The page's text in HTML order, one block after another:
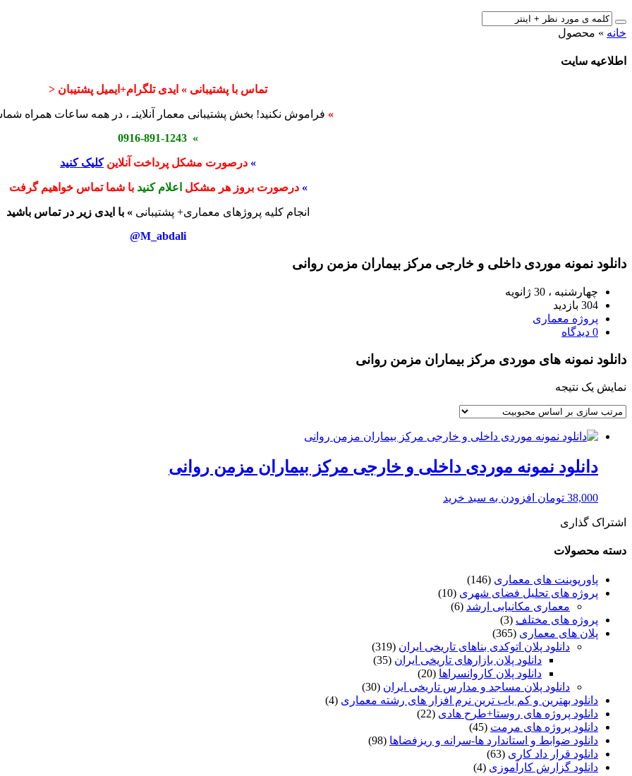
خانه » محصول
اطلاعیه سایت
تماس با پشتیبانی » ایدی تلگرام+ایمیل پشتیبان <
» فراموش نکنید! بخش پشتیبانی معمار آنلاینـ ، در همه ساعات همراه
» 0916-891-1243
» درصورت مشکل پرداخت آنلاینکلیک کنید
» درصورت بروز هر مشکل اعلام کنید با شما تماس خواهیم گرفت
انجام کلیه پروژهای معماری+ پشتیبانی » با ایدی زیر در تماس باشید
M_abdali@
دانلود نمونه موردی داخلی و خارجی مرکز بیماران مزمن روانی
چهارشنبه ، 30 ژانویه
304 بازدید
پروژه معماری
0 دیدگاه
دانلود نمونه های موردی مرکز بیماران مزمن روانی
نمایش یک نتیجه
دانلود نمونه موردی داخلی و خارجی مرکز بیماران مزمن روانی
38,000 تومان افزودن به سبد خرید
اشتراک گذاری
دسته محصولات
پاورپوینت های معماری (146)
پروژه های تحلیل فضای شهری (10)
معماری مکانیابی ارشد (6)
پروژه های مختلف (3)
پلان های معماری (365)
دانلود پلان اتوکدی بناهای تاریخی ایران (319)
دانلود پلان بازارهای تاریخی ایران (35)
دانلود پلان کاروانسراها (20)
دانلود پلان مساجد و مدارس تاریخی ایران (30)
دانلود بهترین و کم یاب ترین نرم افزار های رشته معماری (4)
دانلود پروژه های روستا+طرح هادی (22)
دانلود پروژه های مرمت (45)
دانلود ضوابط و استاندارد ها-سرانه و ریزفضاها (98)
دانلود قرار داد کاری (63)
دانلود گزارش کارآموزی (4)